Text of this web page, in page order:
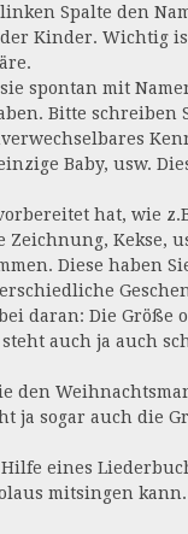
Spalte den
Kinder. Wichtig
spontan mit
Bitte schreiben
Baby, usw.
hat, wie
Kekse,
Diese haben
daran: Die Größe
auch ja auch
den
ja sogar auch die
eines
mitsingen kann.